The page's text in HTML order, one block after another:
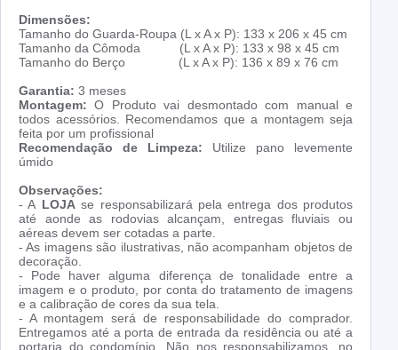
Dimensões:
Tamanho do Guarda-Roupa (L x A x P): 133 x 206 x 45 cm
Tamanho da Cômoda (L x A x P): 133 x 98 x 45 cm
Tamanho do Berço (L x A x P): 136 x 89 x 76 cm
Garantia: 3 meses
Montagem: O Produto vai desmontado com manual e
todos acessórios. Recomendamos que a montagem seja
feita por um profissional
Recomendação de Limpeza: Utilize pano levemente
úmido
Observações:
- A LOJAse responsabilizará pela entrega dos produtos
até aonde as rodovias alcançam, entregas fluviais ou
aéreas devem ser cotadas a parte.
- As imagens são ilustrativas, não acompanham objetos de
decoração.
- Pode haver alguma diferença de tonalidade entre a
imagem e o produto, por conta do tratamento de imagens
e a calibração de cores da sua tela.
- A montagem será de responsabilidade do comprador.
Entregamos até a porta de entrada da residência ou até a
portaria do condomínio. Não nos responsabilizamos, no